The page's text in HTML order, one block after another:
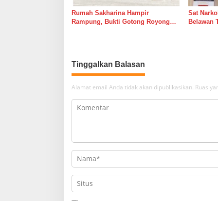
Rumah Sakharina Hampir
Rampung, Bukti Gotong Royong
Sat
Belawan
Tinggalkan Balasan
Alamat email Anda tidak akan dipublikasikan. Ruas